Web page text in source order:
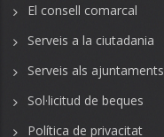
El consell comarcal
Serveis a la ciutadania
Serveis als ajuntaments
Sol·licitud de beques
Política de privacitat